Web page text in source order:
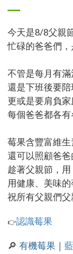
今天是8/8父親
忙碌的爸爸們
不管是每月有滿
還是下班後要陪
更或是要肩負家
每個爸爸都各有
莓果含豐富維生
還可以照顧爸爸
趁著父親節，用
用健康、美味
祝所有父親們
👉認識莓果
🔎 有機莓果 ｜